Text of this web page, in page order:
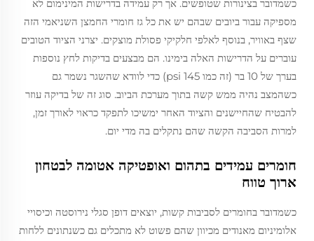
כשמדובר בצינורות שטופשים. אך רק עמידה בדרישות המינימום לא
מספיקה עבור ביובים שבהם יש את כל גז חומרי החמצן השניאמי הזה
שצף באוויר, בנוסף לאלפי חלקיקי פסולת מוצקים. יצרני הציוד הטובים
עוברים על הדרישות האלה בימינו. הם מבצעים בדיקות לחץ נוספות
בערך של 10 בר (זה כמו 145 psi) כדי לוודא שהשגר נשמר גם
כשהמצב נהיה ממש קשה בתוך מערכת הביוב. סוג זה של בדיקה עוזר
להבטיח שהחיישנים והציוד האחר ימשיכו לתפקד כראוי לאורך זמן,
למרות הסביבה הקשה שהם נתקלים בה מדי יום.
חומרים עמידים בתהום ואופטיקה אטומה לבטחון
ארוך טווח
כשמדובר בחומרים לסביבות קשות, יוצאים דופן סגלי נירוסטה וכיסויי
אלומיניום מאנודים מכיוון שהם פשוט לא מתכלים גם כשנתונים ללחות